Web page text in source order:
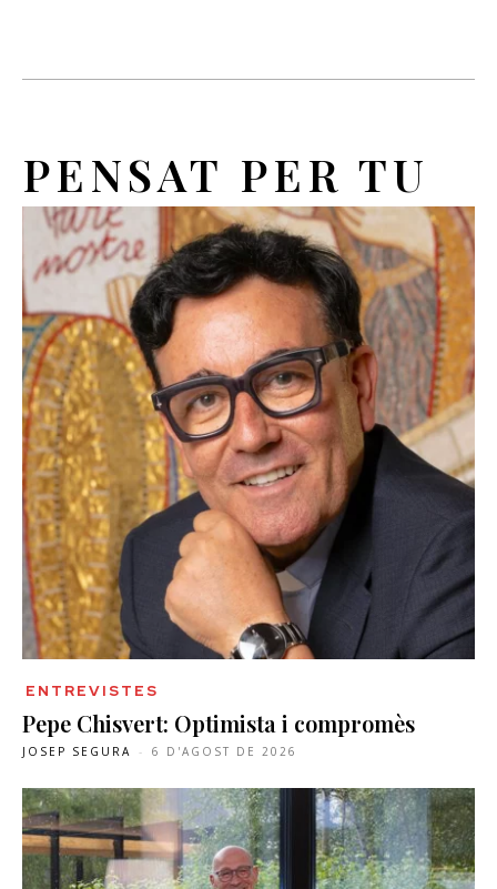
PENSAT PER TU
ENTREVISTES
Pepe Chisvert: Optimista i compromès
JOSEP SEGURA - 6 D'AGOST DE 2026